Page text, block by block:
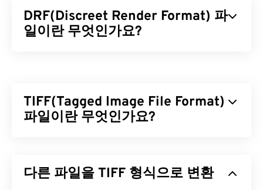
DRF(Discreet Render Format) 파
일이란 무엇인가요?
와 그래픽 장면을 제작하는 데 사용됩니다. 이 파일
형식의 주요 장점은 개방형 아키텍처로, 파일 형식을
위에서 언급했듯이 DRF를 열 수 있는 소프트웨어 프
TIFF(Tagged Image File Format)
파일이란 무엇인가요?
파일은 디지털 광고와 데스크톱 퍼블리싱(DTP) 분야
다른 파일을 TIFF 형식으로 변환